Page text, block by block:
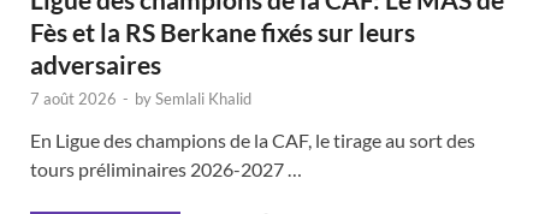
Fès et la RS Berkane fixés sur leurs
adversaires
7 août 2026 - bySemlali Khalid
En Ligue des champions de la CAF, le tirage au sort des
tours préliminaires 2026-2027 …